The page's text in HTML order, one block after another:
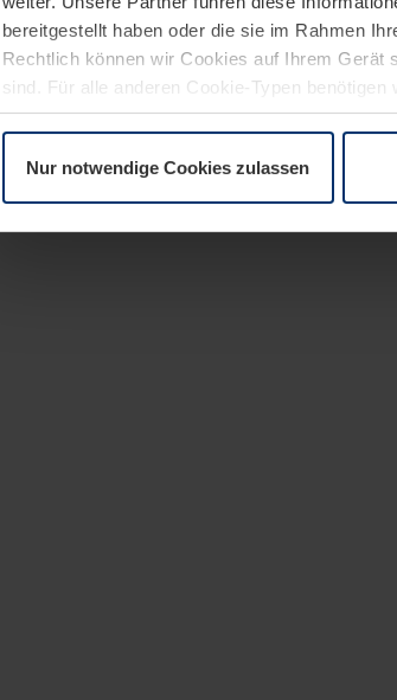
bereitgestellt haben oder die sie im Rahmen
Rechtlich können wir Cookies auf Ihrem Gerät
sind. Für alle anderen Cookie-Typen
Erläuterung auf der Seite
Nur notwendige Cookies zulassen